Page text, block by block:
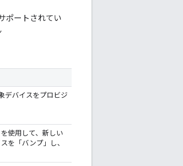
ポートされてい
デバイスをプロビジ
使用して、新しい
を「バンプ」し、